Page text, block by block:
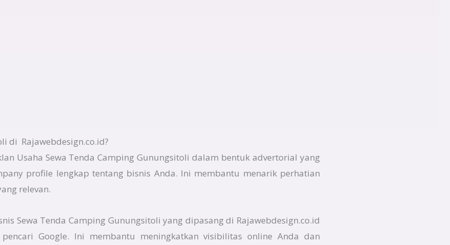
di Rajawebdesign.co.id?
Usaha Sewa Tenda Camping Gunungsitoli dalam bentuk advertorial yang
profile lengkap tentang bisnis Anda. Ini membantu menarik perhatian
relevan.
Sewa Tenda Camping Gunungsitoli yang dipasang di Rajawebdesign.co.id
Google. Ini membantu meningkatkan visibilitas online Anda dan